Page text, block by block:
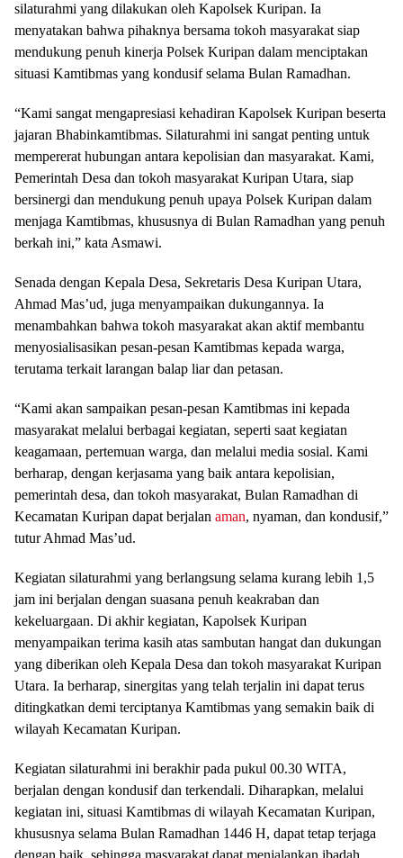
silaturahmi yang dilakukan oleh Kapolsek Kuripan. Ia
menyatakan bahwa pihaknya bersama tokoh masyarakat siap
mendukung penuh kinerja Polsek Kuripan dalam menciptakan
situasi Kamtibmas yang kondusif selama Bulan Ramadhan.
“Kami sangat mengapresiasi kehadiran Kapolsek Kuripan beserta
jajaran Bhabinkamtibmas. Silaturahmi ini sangat penting untuk
mempererat hubungan antara kepolisian dan masyarakat. Kami,
Pemerintah Desa dan tokoh masyarakat Kuripan Utara, siap
bersinergi dan mendukung penuh upaya Polsek Kuripan dalam
menjaga Kamtibmas, khususnya di Bulan Ramadhan yang penuh
berkah ini,” kata Asmawi.
Senada dengan Kepala Desa, Sekretaris Desa Kuripan Utara,
Ahmad Mas’ud, juga menyampaikan dukungannya. Ia
menambahkan bahwa tokoh masyarakat akan aktif membantu
menyosialisasikan pesan-pesan Kamtibmas kepada warga,
terutama terkait larangan balap liar dan petasan.
“Kami akan sampaikan pesan-pesan Kamtibmas ini kepada
masyarakat melalui berbagai kegiatan, seperti saat kegiatan
keagamaan, pertemuan warga, dan melalui media sosial. Kami
berharap, dengan kerjasama yang baik antara kepolisian,
pemerintah desa, dan tokoh masyarakat, Bulan Ramadhan di
Kecamatan Kuripan dapat berjalan aman, nyaman, dan kondusif,”
tutur Ahmad Mas’ud.
Kegiatan silaturahmi yang berlangsung selama kurang lebih 1,5
jam ini berjalan dengan suasana penuh keakraban dan
kekeluargaan. Di akhir kegiatan, Kapolsek Kuripan
menyampaikan terima kasih atas sambutan hangat dan dukungan
yang diberikan oleh Kepala Desa dan tokoh masyarakat Kuripan
Utara. Ia berharap, sinergitas yang telah terjalin ini dapat terus
ditingkatkan demi terciptanya Kamtibmas yang semakin baik di
wilayah Kecamatan Kuripan.
Kegiatan silaturahmi ini berakhir pada pukul 00.30 WITA,
berjalan dengan kondusif dan terkendali. Diharapkan, melalui
kegiatan ini, situasi Kamtibmas di wilayah Kecamatan Kuripan,
khususnya selama Bulan Ramadhan 1446 H, dapat tetap terjaga
dengan baik, sehingga masyarakat dapat menjalankan ibadah